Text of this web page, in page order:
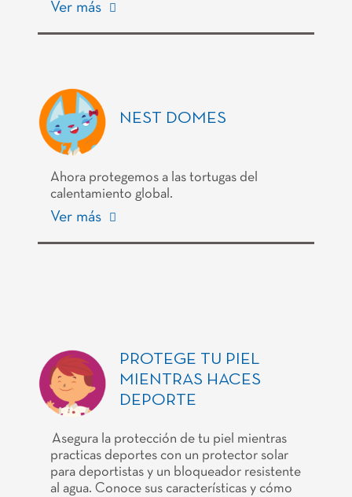
Ver más
NEST DOMES
Ahora protegemos a las tortugas del
calentamiento global.
Ver más
PROTEGE TU PIEL
MIENTRAS HACES
DEPORTE
Asegura la protección de tu piel mientras
practicas deportes con un protector solar
para deportistas y un bloqueador resistente
al agua. Conoce sus características y cómo